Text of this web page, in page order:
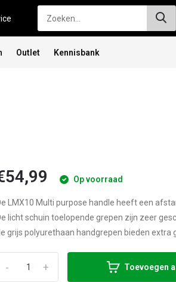
Outlet Kennisbank
Op voorraad
LMX10 Multi purpose handle heeft een
licht schuin toelopende grepen zijn zeer
grijs polyurethaan handgrepen bieden extra
+
- Toevoegen